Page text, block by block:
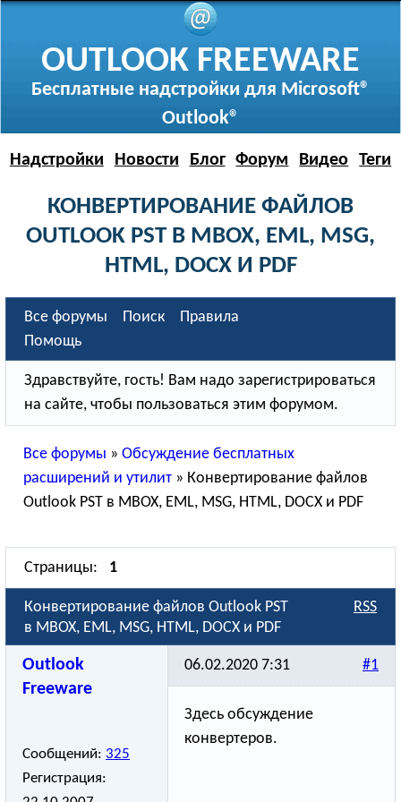
OUTLOOK FREEWARE
Бесплатные надстройки для Microsoft®
Outlook®
Надстройки Новости Блог Форум Видео Теги
КОНВЕРТИРОВАНИЕ ФАЙЛОВ
OUTLOOK PST В MBOX, EML, MSG,
HTML, DOCX И PDF
Все форумы Поиск
Правила
Помощь
Здравствуйте, гость! Вам надо зарегистрироваться
на сайте, чтобы пользоваться этим форумом.
Все форумы »Обсуждение бесплатных
расширений и утилит » Конвертирование файлов
Outlook PST в MBOX, EML, MSG, HTML, DOCX и PDF
Страницы: 1
RSS
Конвертирование файлов Outlook PST
в MBOX, EML, MSG, HTML, DOCX и PDF
Outlook
Freeware
Сообщений: 325
Регистрация:
#1
06.02.2020 7:31
Здесь обсуждение
конвертеров.